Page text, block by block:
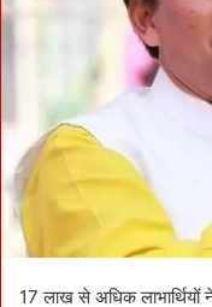
i
17 लाख से अधिक लाभार्थियों